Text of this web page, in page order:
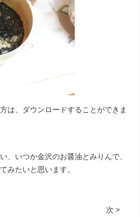
は、ダウンロードすることができま
、いつか金沢のお醤油とみりんで、
みたいと思います。
次 >